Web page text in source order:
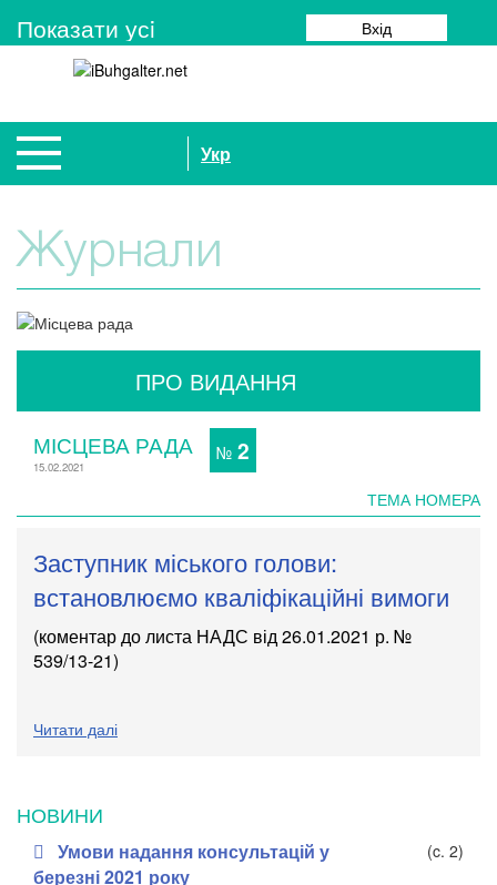
Показати усi Вхід
Укр
Журнали
ПРО ВИДАННЯ
МІСЦЕВА РАДА
15.02.2021
№ 2
ТЕМА НОМЕРА
Заступник міського голови:
встановлюємо кваліфікаційні вимоги
(коментар до листа НАДС від 26.01.2021 р. №
539/13-21)
Читати далі
НОВИНИ
Умови надання консультацій у
березні 2021 року
(c. 2)